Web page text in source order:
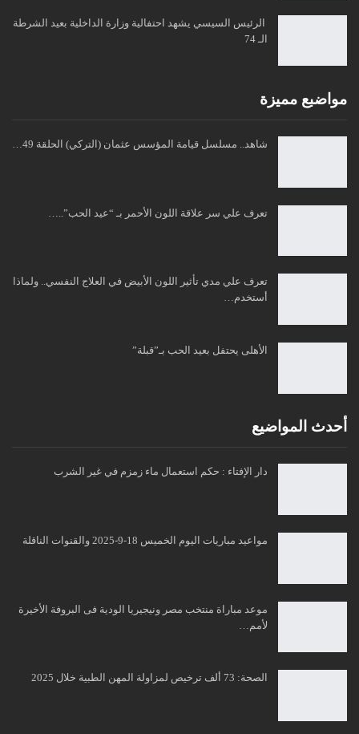
الرئيس السيسي يشهد احتفالية وزارة الداخلية بعيد الشرطة
الـ 74
مواضبع مميزة
شاهد.. مسلسل قيامة المؤسس عثمان (التركي) الحلقة 49…
تعرف علي سر علاقة اللون الأحمر بـ “عيد الحب”..…
تعرف علي مدي تأثير اللون الأبيض في العلاج النفسي.. ولماذا
أستخدم…
الأهلى يحتفل بعيد الحب بـ”قبلة”
أحدث المواضيع
دار الإفتاء : حكم استعمال ماء زمزم في غير الشرب
مواعيد مباريات اليوم الخميس 18-9-2025 والقنوات الناقلة
موعد مباراة منتخب مصر ونيجيريا الودية فى البروفة الأخيرة
لأمم…
الصحة: 73 ألف ترخيص لمزاولة المهن الطبية خلال 2025